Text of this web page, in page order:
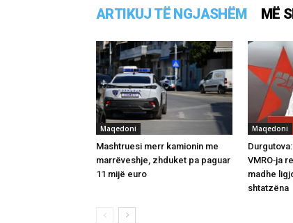
ARTIKUJ TË NGJASHËM MË
Maqedoni
Mashtruesi merr kamionin me
marrëveshje, zhduket pa paguar
11 mijë euro
Maqedoni
VMRO‑ja
madhe
shtatzëna